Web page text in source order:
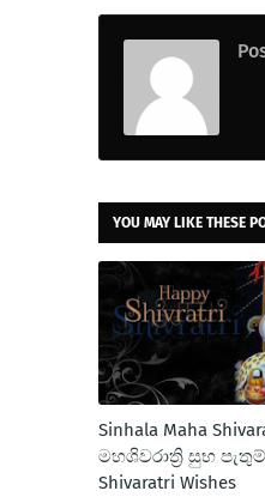
YOU MAY LIKE THESE
Sinhala Maha
මහශිවරාත්‍රි සුභ
Shivaratri Wishes